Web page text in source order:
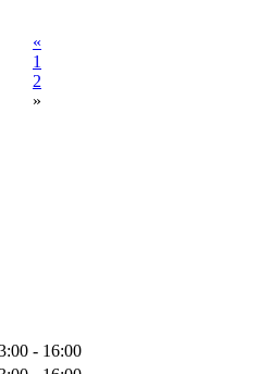
«
1
2
»
- 16:00